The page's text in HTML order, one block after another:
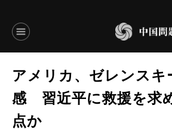
ENGLISH
JAPANESE
アメリカ、ゼレンスキ
感 習近平に救援を求
点か